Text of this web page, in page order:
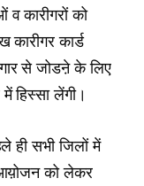
कारीगरों को
कार्ड
से जोडऩे के लिए
हिस्सा लेंगी।
ही सभी जिलों में
को लेकर